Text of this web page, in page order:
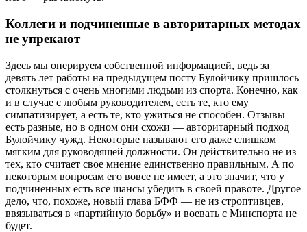
Коллеги и подчиненные в авторитарных методах
не упрекают
Здесь мы оперируем собственной информацией, ведь за
девять лет работы на предыдущем посту Булойчику пришлось
столкнуться с очень многими людьми из спорта. Конечно, как
и в случае с любым руководителем, есть те, кто ему
симпатизирует, а есть те, кто ужиться не способен. Отзывы
есть разные, но в одном они схожи — авторитарный подход
Булойчику чужд. Некоторые называют его даже слишком
мягким для руководящей должности. Он действительно не из
тех, кто считает свое мнение единственно правильным. А по
некоторым вопросам его вовсе не имеет, а это значит, что у
подчиненных есть все шансы убедить в своей правоте. Другое
дело, что, похоже, новый глава БФФ — не из строптивцев,
ввязываться в «партийную борьбу» и воевать с Минспорта не
будет.